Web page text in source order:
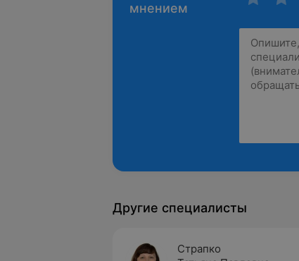
мнением
Другие специалисты
Страпко